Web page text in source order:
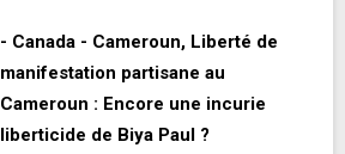
- Canada - Cameroun, Liberté de
manifestation partisane au
Cameroun : Encore une incurie
liberticide de Biya Paul ?